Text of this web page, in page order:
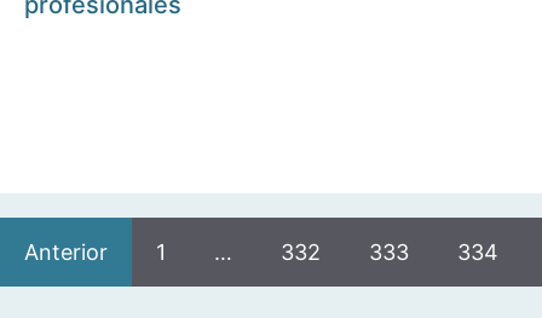
Anterior 1 … 332 333 334